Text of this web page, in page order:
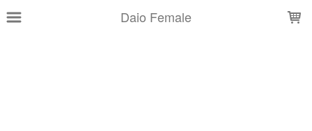
Daio Female